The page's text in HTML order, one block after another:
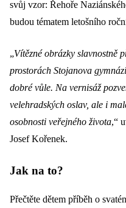
svůj vzor: Řehoře
budou tématem letošního
„Vítězné obrázky slavnostně
prostorách Stojanova
dobré vůle. Na vernisáž
velehradských oslav, ale i
osobnosti veřejného života,“
Josef Kořenek.
Jak na to?
Přečtěte dětem příběh o